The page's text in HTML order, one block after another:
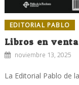
EDITORIAL PABLO
Libros en
noviembre 13, 2025
La Editorial Pablo de